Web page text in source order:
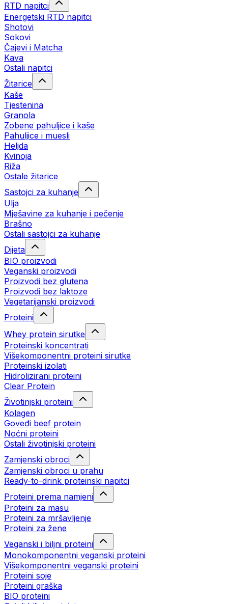
RTD napitci
Energetski RTD napitci
Shotovi
Sokovi
Čajevi i Matcha
Kava
Ostali napitci
Žitarice
Kaše
Tjestenina
Granola
Zobene pahuljice i kaše
Pahuljice i muesli
Heljda
Kvinoja
Riža
Ostale žitarice
Sastojci za kuhanje
Ulja
Mješavine za kuhanje i pečenje
Brašno
Ostali sastojci za kuhanje
Dijeta
BIO proizvodi
Veganski proizvodi
Proizvodi bez glutena
Proizvodi bez laktoze
Vegetarijanski proizvodi
Proteini
Whey protein sirutke
Proteinski koncentrati
Višekomponentni proteini sirutke
Proteinski izolati
Hidrolizirani proteini
Clear Protein
Životinjski proteini
Kolagen
Goveđi beef protein
Noćni proteini
Ostali životinjski proteini
Zamjenski obroci
Zamjenski obroci u prahu
Ready-to-drink proteinski napitci
Proteini prema namjeni
Proteini za masu
Proteini za mršavljenje
Proteini za žene
Veganski i biljni proteini
Monokomponentni veganski proteini
Višekomponentni veganski proteini
Proteini soje
Proteini graška
BIO proteini